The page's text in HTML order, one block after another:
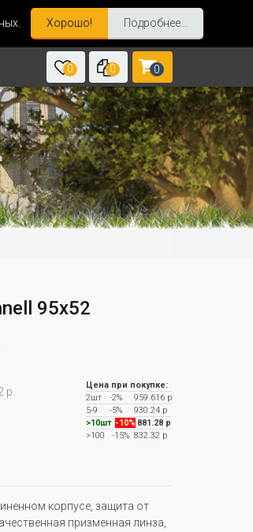
Хорошо! Подробнее...
0 0 0
95х52
р.
Цена при покупке:
2шт
-2%
959.616 р
5-9
-5%
930.24 р
>10шт -10% 881.28 р
>100
-15%832.32 р
корпусе, защита от
призменная линза,